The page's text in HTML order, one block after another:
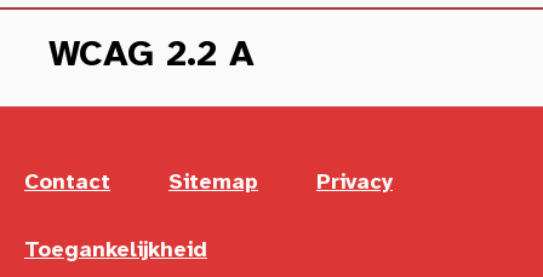
WCAG 2.2 A
Contact Sitemap Privacy
Toegankelijkheid